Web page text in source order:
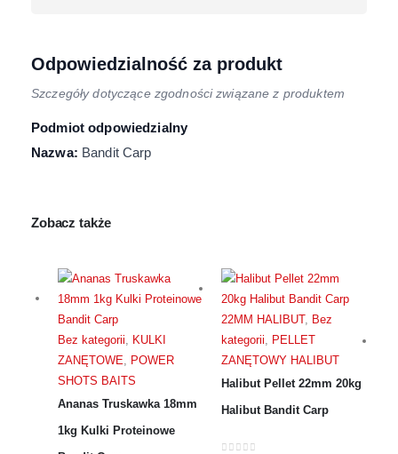
Odpowiedzialność za produkt
Szczegóły dotyczące zgodności związane z produktem
Podmiot odpowiedzialny
Nazwa: Bandit Carp
Zobacz także
Bez kategorii, KULKI
ZANĘTOWE, POWER
SHOTS BAITS
Ananas Truskawka 18mm
1kg Kulki Proteinowe
22MM HALIBUT, Bez
kategorii, PELLET
ZANĘTOWY HALIBUT
Halibut Pellet 22mm 20kg
Halibut Bandit Carp